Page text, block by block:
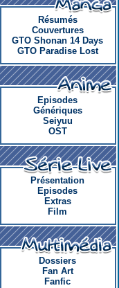
Résumés
Couvertures
GTO Shonan 14 Days
GTO Paradise Lost
Episodes
Génériques
Seiyuu
OST
Présentation
Episodes
Extras
Film
Dossiers
Fan Art
Fanfic